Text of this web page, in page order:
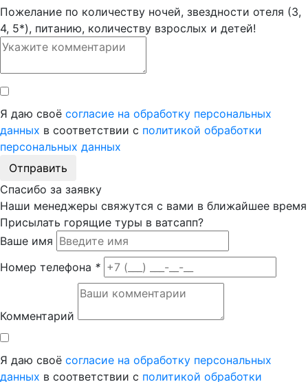
Пожелание по количеству ночей, звездности отеля (3,
4, 5*), питанию, количеству взрослых и детей!
Я даю своё согласие на обработку персональных
данных в соответствии с политикой обработки
персональных данных
Отправить
Спасибо за заявку
Наши менеджеры свяжутся с вами в ближайшее время
Присылать горящие туры в ватсапп?
Ваше имя
Номер телефона *
Комментарий
Я даю своё согласие на обработку персональных
данных в соответствии с политикой обработки